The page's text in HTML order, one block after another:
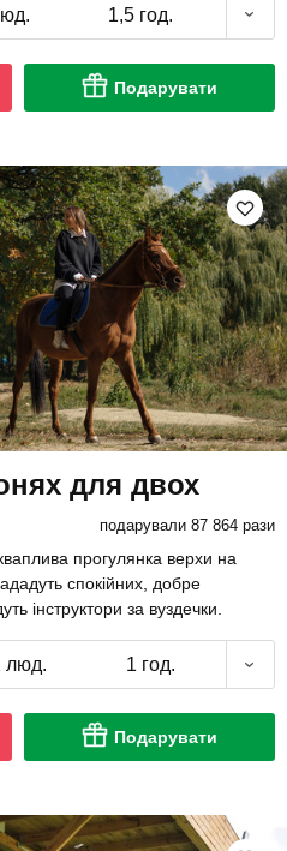
1,5 год.
Подарувати
для двох
подарували 87 864 рази
прогулянка верхи на
спокійних, добре
інструктори за вуздечки.
люд. 1 год.
Подарувати